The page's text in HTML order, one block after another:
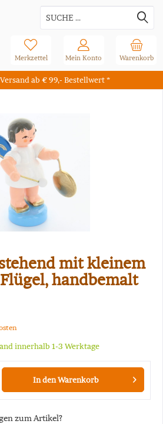
ab € 99,- Bestellwert *
Warenkorb
Merkzettel Mein Konto
mit kleinem
handbemalt
innerhalb 1-3 Werktage
In denWarenkorb
zum Artikel?